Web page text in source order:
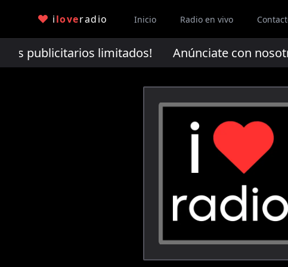
iloveradio Inicio Radio en vivo
publicitarios limitados!Anúnciate con